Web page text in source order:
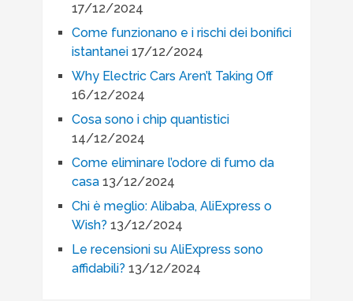
17/12/2024
Come funzionano e i rischi dei bonifici
istantanei 17/12/2024
Why Electric Cars Aren’t Taking Off
16/12/2024
Cosa sono i chip quantistici
14/12/2024
Come eliminare l’odore di fumo da
casa 13/12/2024
Chi è meglio: Alibaba, AliExpress o
Wish? 13/12/2024
Le recensioni su AliExpress sono
affidabili? 13/12/2024